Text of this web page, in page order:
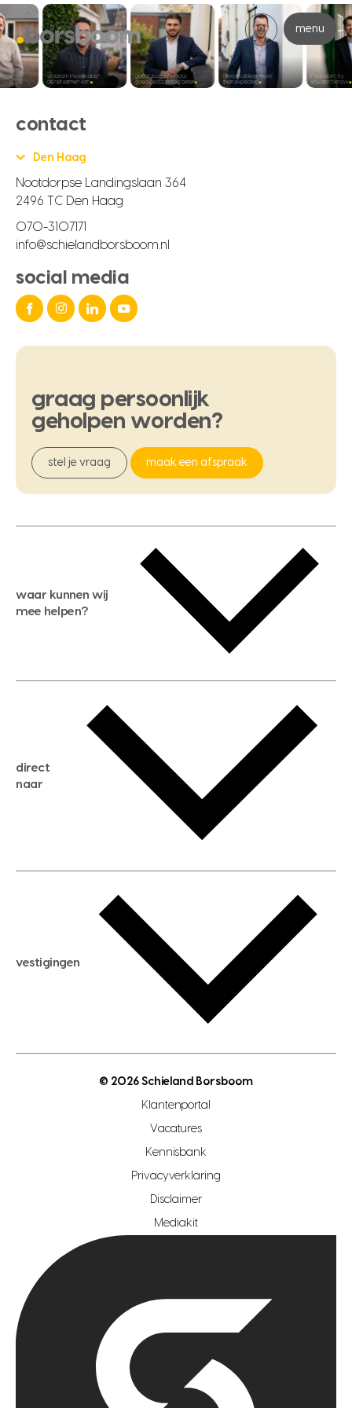
menu
contact
Den Haag
Nootdorpse Landingslaan 364
2496 TC Den Haag
070-3107171
info@schielandborsboom.nl
social media
graag persoonlijk
geholpen worden?
stel je vraag maak een afspraak
waar kunnen wij
mee helpen?
gratis zoekservice
huis verkopen
huis kopen
aankoopadvies
verkoopadvies
hypotheekadvies
direct
naar
hypotheek berekenen
maximale hypotheek berekenen
hypotheek bespaarcheck
gratis zoekprofiel aanmaken
open woningwaarde dag
vestigingen
makelaar regio zoetermeer
hypotheekshop regio den haag
hypotheekshop regio rotterdam
© 2026 Schieland Borsboom
Klantenportal
Vacatures
Kennisbank
Privacyverklaring
Disclaimer
Mediakit